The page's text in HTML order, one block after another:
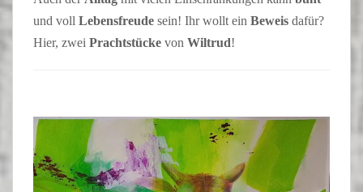
und voll Lebensfreude sein! Ihr wollt ein Beweis dafür?
Hier, zwei Prachtstücke von Wiltrud!